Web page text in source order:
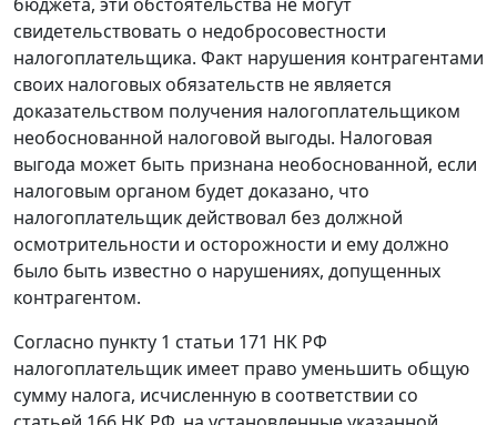
бюджета, эти обстоятельства не могут
свидетельствовать о недобросовестности
налогоплательщика. Факт нарушения контрагентами
своих налоговых обязательств не является
доказательством получения налогоплательщиком
необоснованной налоговой выгоды. Налоговая
выгода может быть признана необоснованной, если
налоговым органом будет доказано, что
налогоплательщик действовал без должной
осмотрительности и осторожности и ему должно
было быть известно о нарушениях, допущенных
контрагентом.
Согласно пункту 1 статьи 171 НК РФ
налогоплательщик имеет право уменьшить общую
сумму налога, исчисленную в соответствии со